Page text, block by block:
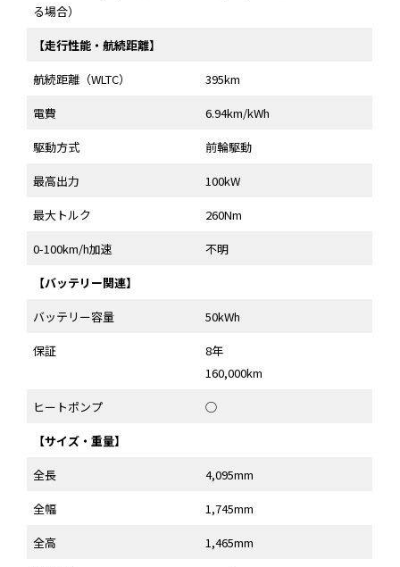
る場合）
【走行性能・航続距離】
航続距離（WLTC）
395km
電費
6.94km/kWh
駆動方式
前輪駆動
最高出力
100kW
最大トルク
260Nm
0-100km/h加速
不明
【バッテリー関連】
バッテリー容量
50kWh
保証
8年
160,000km
ヒートポンプ
◯
【サイズ・重量】
全長
4,095mm
全幅
1,745mm
全高
1,465mm